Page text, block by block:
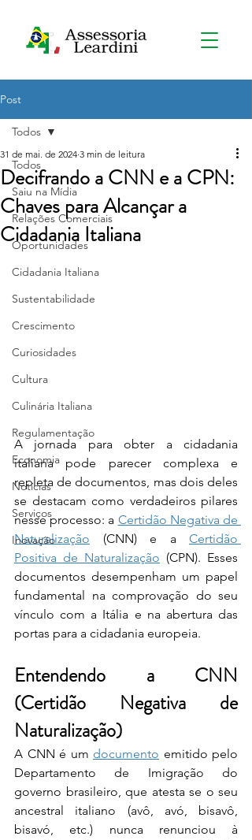
Post
Todos
Saiu na Mídia
Relações Comerciais
Oportunidades
Cidadania Italiana
Sustentabilidade
Crescimento
Curiosidades
Cultura
Culinária Italiana
Regulamentação
Economia
Notícias
Serviços
Inovação
Todos
Decifrando a CNN e a CPN:
Chaves para Alcançar a
Cidadania Italiana
31 de mai. de 2024 3 min de leitura
A jornada para obter a cidadania
italiana pode parecer complexa e
repleta de documentos, mas dois deles
se destacam como verdadeiros pilares
nesse processo: a Certidão Negativa de
Naturalização (CNN) e a Certidão
Positiva de Naturalização (CPN). Esses
documentos desempenham um papel
fundamental na comprovação do seu
vínculo com a Itália e na abertura das
portas para a cidadania europeia.
Entendendo a CNN
(Certidão Negativa de
Naturalização)
A CNN é um documento emitido pelo
Departamento de Imigração do
governo brasileiro, que atesta se o seu
ancestral italiano (avô, avó, bisavô,
bisavó, etc.) nunca renunciou à